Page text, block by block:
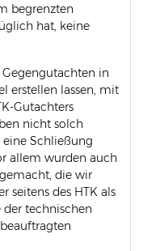
begrenzten
hat, keine
in
erstellen lassen, mit
Gutachters
nicht solch
Schließung
allem wurden auch
die wir
seitens des HTK als
technischen